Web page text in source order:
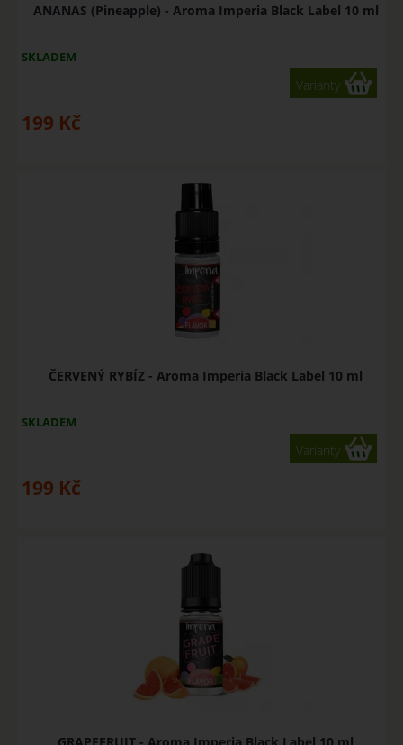
ANANAS (Pineapple) - Aroma Imperia Black Label 10 ml
SKLADEM
Varianty
199 Kč
ČERVENÝ RYBÍZ - Aroma Imperia Black Label 10 ml
SKLADEM
Varianty
199 Kč
GRAPEFRUIT - Aroma Imperia Black Label 10 ml